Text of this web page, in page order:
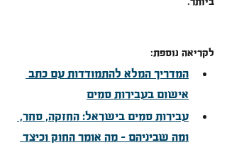
לקריאה נוספת:
המדריך המלא להתמודדות עם כתב
אישום בעבירות סמים
עבירות סמים בישראל: החזקה, סחר,
ומה שביניהם – מה אומר החוק וכיצד